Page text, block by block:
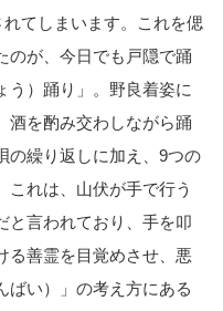
てしまいます。これを偲
のが、今日でも戸隠で踊
う）踊り」。野良着姿に
酒を酌み交わしながら踊
の繰り返しに加え、9つの
これは、山伏が手で行う
と言われており、手を叩
る善霊を目覚めさせ、悪
ばい）」の考え方にある